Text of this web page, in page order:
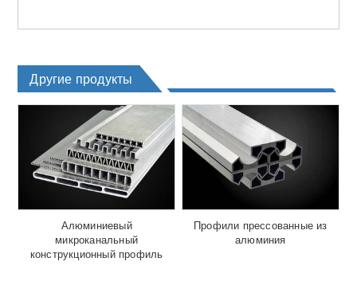
Другие продукты
Алюминиевый
микроканальный
конструкционный профиль
Профили прессованные из
алюминия